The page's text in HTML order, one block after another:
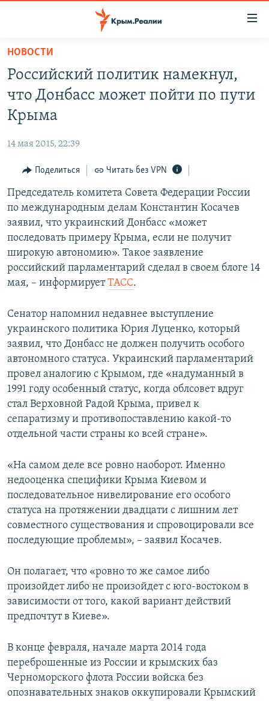
Вернуться
основному
содержанию
Вернутся
главной
Вернутся
поиску
СПЕЦПРОЕКТЫ
11 ЛЕТ ОККУПАЦИИ КРЫМА. 11 ИСТОРИЙ СОПРОТИВЛЕНИЯ
ВОДА
ЕЩЕ
ИНТЕРАКТИВ
ИНФОГРАФИКА
ТЕЛЕПРОЕКТ КРЫМ.РЕАЛИИ
СОВЕТЫ ПРАВОЗАЩИТНИКОВ
ПРОПАВШИЕ БЕЗ ВЕСТИ
ПОБЕДИТЕЛЕЙ НЕ СУДЯТ?
УКРАИНСКАЯ ПРОБЛЕМА КРЫМА
РАДІО СВОБОДА
КАК ОБОЙТИ БЛОКИРОВКУ
Українською
ПРИСОЕДИНЯЙТЕСЬ!
Все сайты RFE/RL
НОВОСТИ
Российский политик намекнул,
что Донбасс может пойти по пути
Крыма
14 мая 2015, 22:39
Поделиться Читать без VPN
Председатель комитета Совета Федерации России
по международным делам Константин Косачев
заявил, что украинский Донбасс «может
последовать примеру Крыма, если не получит
широкую автономию». Такое заявление
российский парламентарий сделал в своем блоге 14
мая, – информируетТАСС.
Сенатор напомнил недавнее выступление
украинского политика Юрия Луценко, который
заявил, что Донбасс не должен получить особого
автономного статуса. Украинский парламентарий
провел аналогию с Крымом, где «надуманный в
1991 году особенный статус, когда облсовет вдруг
стал Верховной Радой Крыма, привел к
сепаратизму и противопоставлению какой-то
отдельной части страны ко всей стране».
«На самом деле все ровно наоборот. Именно
недооценка специфики Крыма Киевом и
последовательное нивелирование его особого
статуса на протяжении двадцати с лишним лет
совместного существования и спровоцировали все
последующие проблемы», – заявил Косачев.
Он полагает, что «ровно то же самое либо
произойдет либо не произойдет с юго-востоком в
зависимости от того, какой вариант действий
предпочтут в Киеве».
В конце февраля, начале марта 2014 года
переброшенные из России и крымских баз
Черноморского флота России войска без
опознавательных знаков оккупировали Крымский